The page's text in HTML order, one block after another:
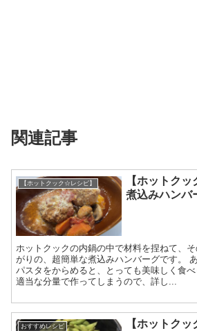
関連記事
【ホットクック☆レシピ】
【ホットク
煮込みハンバ
ホットクックの内鍋の中で材料を捏ねて、
がりの、超簡単な煮込みハンバーグです。
パスタをからめると、とっても美味しく食
適当な分量で作ってしまうので、詳し...
おすすめレシピ 【ホットク